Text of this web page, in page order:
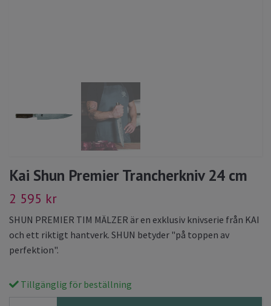
Kai Shun Premier Trancherkniv 24 cm
2 595 kr
SHUN PREMIER TIM MÄLZER är en exklusiv knivserie från KAI
och ett riktigt hantverk. SHUN betyder "på toppen av
perfektion".
Tillgänglig för beställning